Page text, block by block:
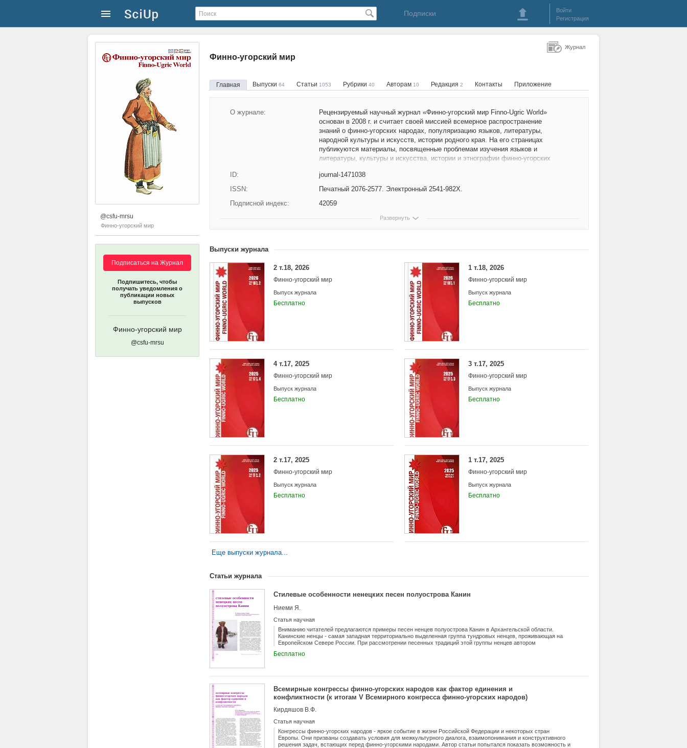
Подписки
Войти
Регистрация
@csfu-mrsu
Финно-угорский мир
Подписаться на Журнал
Подпишитесь, чтобы
получать уведомления о
публикации новых
выпусков
Финно-угорский мир
@csfu-mrsu
Финно-угорский мир
Главная Выпуски 64 Статьи 1053 Рубрики 40 Авторам 10 Редакция 2 Контакты Приложение
О журнале:
Рецензируемый научный журнал «Финно-угорский мир Finno-Ugric World»
основан в 2008 г. и считает своей миссией всемерное распространение
знаний о финно-угорских народах, популяризацию языков, литературы,
народной культуры и искусств, истории родного края. На его страницах
публикуются материалы, посвященные проблемам изучения языков и
литературы, культуры и искусства, истории и этнографии финно-угорских
Наименование и содержание рубрик журнала соответствуют отраслям
науки и группам специальностей научных работников в соответствии с
Номенклатурой специальностей научных работников. Журнал осуществляет
их целью экспертной оценки.
ID:
journal-1471038
ISSN:
Печатный 2076-2577. Электронный 2541-982X.
Подписной индекс:
42059
Развернуть
Выпуски журнала
2 т.18, 2026
Финно-угорский мир
Выпуск журнала
Бесплатно
1 т.18, 2026
Финно-угорский мир
Выпуск журнала
Бесплатно
4 т.17, 2025
Финно-угорский мир
Выпуск журнала
Бесплатно
3 т.17, 2025
Финно-угорский мир
Выпуск журнала
Бесплатно
2 т.17, 2025
Финно-угорский мир
Выпуск журнала
Бесплатно
1 т.17, 2025
Финно-угорский мир
Выпуск журнала
Бесплатно
Еще выпуски журнала...
Статьи журнала
Стилевые особенности ненецких песен полуострова Канин
Ниеми Я.
Статья научная
Вниманию читателей предлагаются примеры песен ненцев полуострова Канин в Архангельской области.
Канинские ненцы - самая западная территориально выделенная группа тундровых ненцев, проживающая на
Европейском Севере России. При рассмотрении песенных традиций этой группы ненцев автором
признакам.
Бесплатно
Всемирные конгрессы финно-угорских народов как фактор единения и
конфликтности (к итогам V Всемирного конгресса финно-угорских народов)
Кирдяшов В.Ф.
Статья научная
Конгрессы финно-угорских народов - яркое событие в жизни Российской Федерации и некоторых стран
Европы. Они призваны создавать условия для межкультурного диалога, взаимопонимания и конструктивного
решения задач, встающих перед финно-угорскими народами. Автор статьи попытался показать возможность и
Журнал